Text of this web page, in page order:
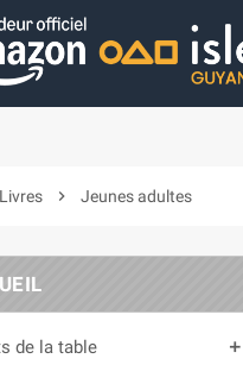
Livres chevron_right Jeunes adultes
de la table add